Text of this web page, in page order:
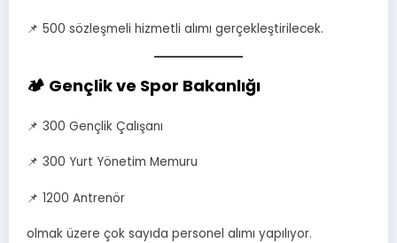
📌 500 sözleşmeli hizmetli alımı gerçekleştirilecek.
🏕️ Gençlik ve Spor Bakanlığı
📌 300 Gençlik Çalışanı
📌 300 Yurt Yönetim Memuru
📌 1200 Antrenör
olmak üzere çok sayıda personel alımı yapılıyor.